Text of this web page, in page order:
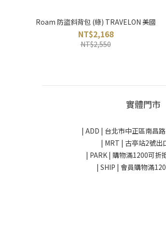
Roam 防盜斜背包 (綠) TRAVELON 美國
NT$2,168
NT$2,550
實體門市
| ADD | 台北市中正區南昌
| MRT | 古亭站2號出
| PARK | 購物滿1200可折
| SHIP | 會員購物滿